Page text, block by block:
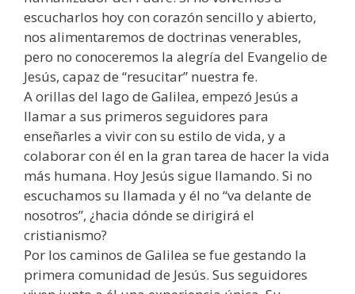
escucharlos hoy con corazón sencillo y abierto,
nos alimentaremos de doctrinas venerables,
pero no conoceremos la alegría del Evangelio de
Jesús, capaz de “resucitar” nuestra fe.
A orillas del lago de Galilea, empezó Jesús a
llamar a sus primeros seguidores para
enseñarles a vivir con su estilo de vida, y a
colaborar con él en la gran tarea de hacer la vida
más humana. Hoy Jesús sigue llamando. Si no
escuchamos su llamada y él no “va delante de
nosotros”, ¿hacia dónde se dirigirá el
cristianismo?
Por los caminos de Galilea se fue gestando la
primera comunidad de Jesús. Sus seguidores